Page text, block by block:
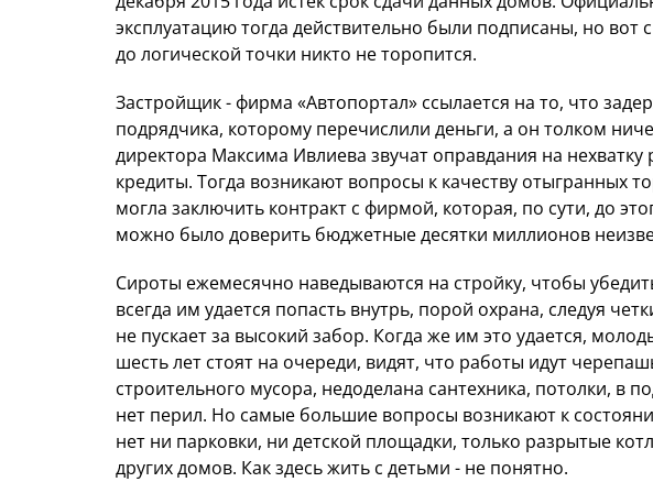
эксплуатацию тогда действительно были подписаны, но вот
до логической точки никто не торопится.
Застройщик - фирма «Автопортал» ссылается на то, что
подрядчика, которому перечислили деньги, а он толком
директора Максима Ивлиева звучат оправдания на
кредиты. Тогда возникают вопросы к качеству отыгранных
могла заключить контракт с фирмой, которая, по сути, до
можно было доверить бюджетные десятки миллионов
Сироты ежемесячно наведываются на стройку, чтобы
всегда им удается попасть внутрь, порой охрана, следуя
не пускает за высокий забор. Когда же им это удается,
шесть лет стоят на очереди, видят, что работы идут
строительного мусора, недоделана сантехника, потолки, в
нет перил. Но самые большие вопросы возникают к
нет ни парковки, ни детской площадки, только разрытые
других домов. Как здесь жить с детьми - не понятно.